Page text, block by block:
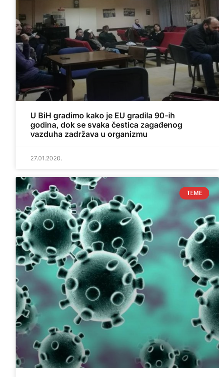
U BiH gradimo kako je EU gradila 90-ih
godina, dok se svaka čestica zagađenog
vazduha zadržava u organizmu
27.01.2020.
TEME